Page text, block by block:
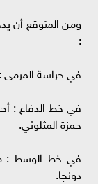
ومن المتوقع أن
:
في حراسة
في خط الدفاع :
حمزة المثلوثي.
في خط الوسط :
دونجا.